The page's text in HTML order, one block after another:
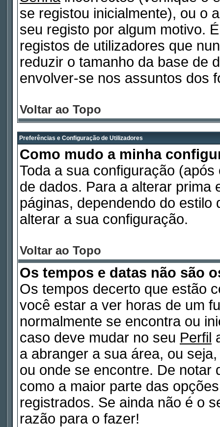
se registou inicialmente), ou o
seu registo por algum motivo.
registos de utilizadores que
reduzir o tamanho da base de
envolver-se nos assuntos dos
Voltar ao Topo
Preferências e Configuração de Utilizadores
Como mudo a minha
Toda a sua configuração
de dados. Para a alterar prima
páginas, dependendo do estilo
alterar a sua configuração.
Voltar ao Topo
Os tempos e datas não são
Os tempos decerto que estão
você estar a ver horas de um
normalmente se encontra ou
caso deve mudar no seu Perfil
a abranger a sua área, ou
ou onde se encontre. De notar
como a maior parte das
registrados. Se ainda não é o
razão para o fazer!